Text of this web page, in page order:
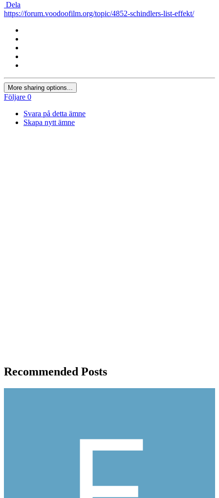
Dela
https://forum.voodoofilm.org/topic/4852-schindlers-list-effekt/
More sharing options...
Följare 0
Svara på detta ämne
Skapa nytt ämne
Recommended Posts